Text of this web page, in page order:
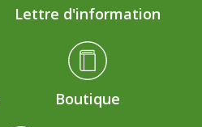
Lettre d'information
Boutique